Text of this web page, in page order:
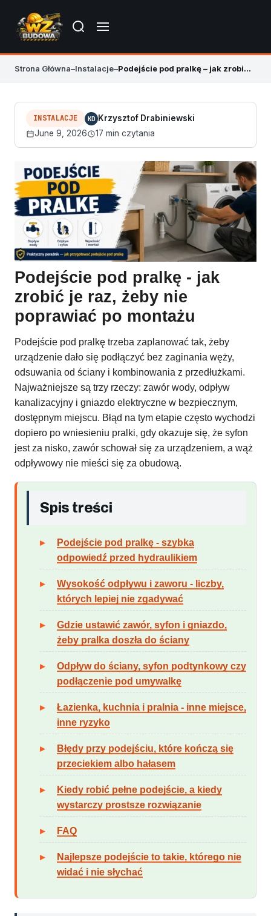
Strona Główna–Instalacje– Podejście pod pralkę – jak zrobić odpływ, zawór i gniazdo
INSTALACJE KD Krzysztof Drabiniewski
June 9, 2026
17 min czytania
Podejście pod pralkę - jak
zrobić je raz, żeby nie
poprawiać po montażu
Podejście pod pralkę trzeba zaplanować tak, żeby
urządzenie dało się podłączyć bez zaginania węży,
odsuwania od ściany i kombinowania z przedłużkami.
Najważniejsze są trzy rzeczy: zawór wody, odpływ
kanalizacyjny i gniazdo elektryczne w bezpiecznym,
dostępnym miejscu. Błąd na tym etapie często wychodzi
dopiero po wniesieniu pralki, gdy okazuje się, że syfon
jest za nisko, zawór schował się za urządzeniem, a wąż
odpływowy nie mieści się za obudową.
Spis treści
Podejście pod pralkę - szybka
odpowiedź przed hydraulikiem
Wysokość odpływu i zaworu - liczby,
których lepiej nie zgadywać
Gdzie ustawić zawór, syfon i gniazdo,
żeby pralka doszła do ściany
Odpływ do ściany, syfon podtynkowy czy
podłączenie pod umywalkę
Łazienka, kuchnia i pralnia - inne miejsce,
inne ryzyko
Błędy przy podejściu, które kończą się
przeciekiem albo hałasem
Kiedy robić pełne podejście, a kiedy
wystarczy prostsze rozwiązanie
FAQ
Najlepsze podejście to takie, którego nie
widać i nie słychać